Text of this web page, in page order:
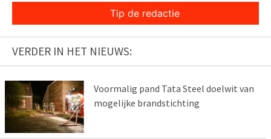
Tip de redactie
VERDER IN HET NIEUWS:
Voormalig pand Tata Steel doelwit van
mogelijke brandstichting